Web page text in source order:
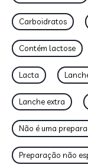
Carboidratos
Contém lactose
Lacta
Lanche extra
Não é uma
Preparação não